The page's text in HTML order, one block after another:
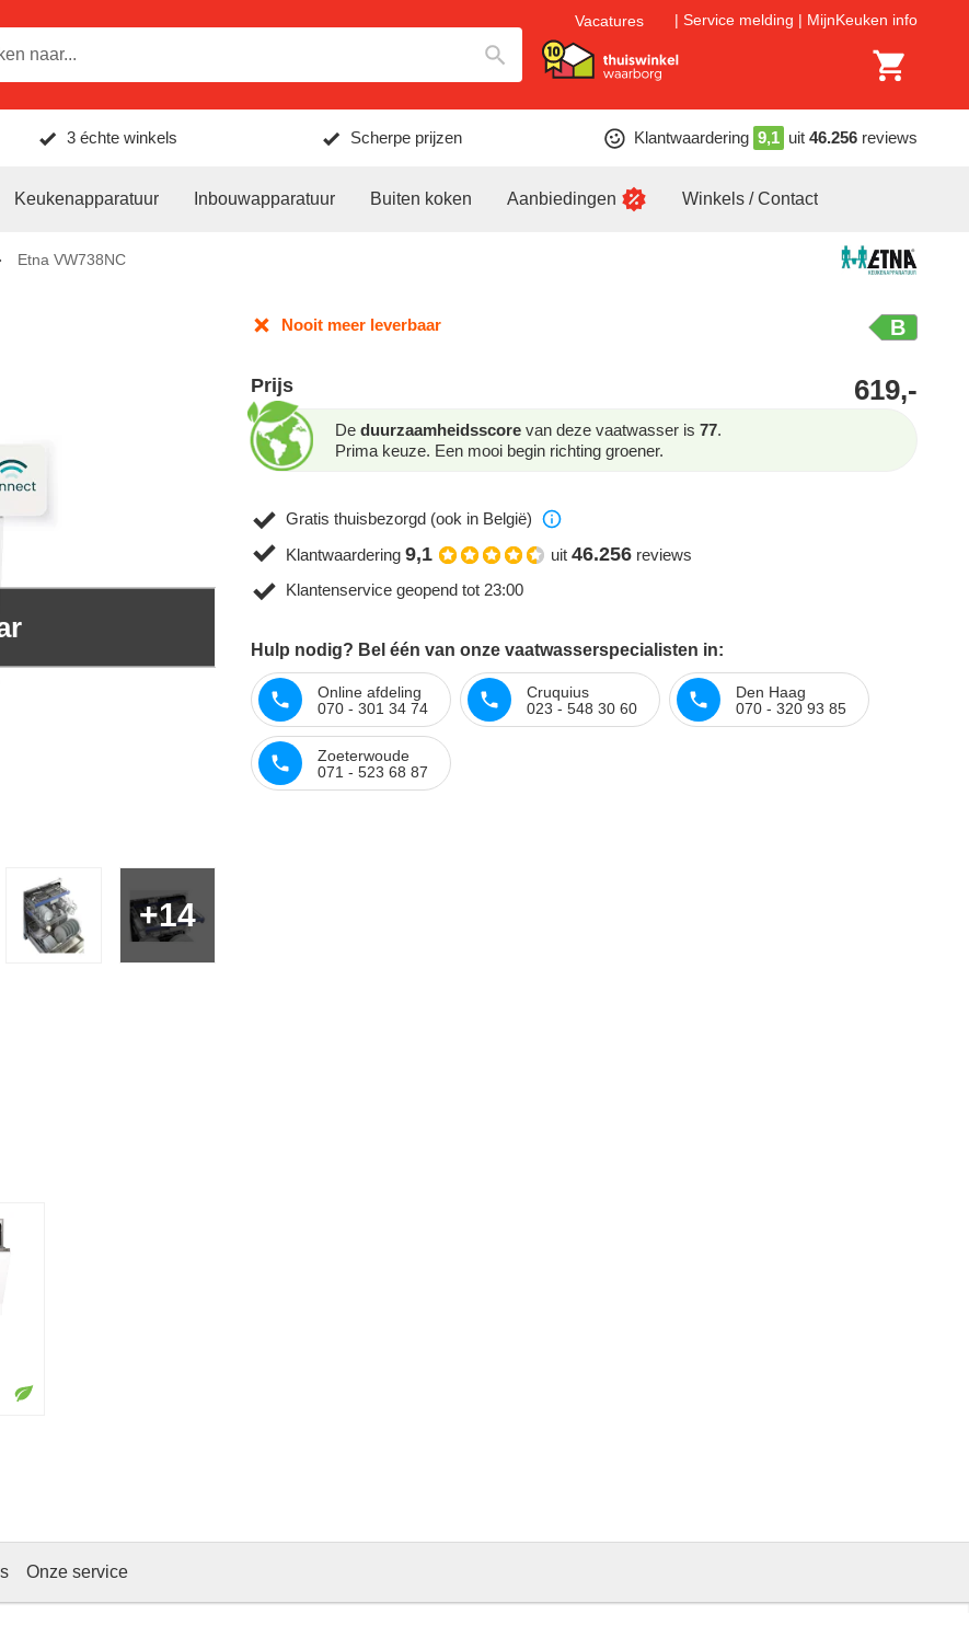
Vacatures Service melding MijnKeuken info
3 échte winkels Scherpe prijzen Klantwaardering 9,1 uit 46.256 reviews
Keukenapparatuur Inbouwapparatuur Buiten koken Aanbiedingen Winkels / Contact
Etna VW738NC
+14
Nooit meer leverbaar B
Prijs 619,-
De duurzaamheidsscore van deze vaatwasser is 77.
Prima keuze. Een mooi begin richting groener.
Gratis thuisbezorgd (ook in België)
Klantwaardering 9,1 uit 46.256 reviews
Klantenservice geopend tot 23:00
Hulp nodig? Bel één van onze vaatwasserspecialisten in:
Online afdeling
070 - 301 34 74
Cruquius
023 - 548 30 60
Den Haag
070 - 320 93 85
Zoeterwoude
071 - 523 68 87
Onze service